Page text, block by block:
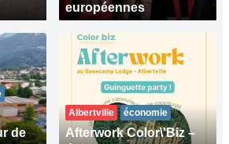
européennes
de
Albertville économie
Afterwork Color\'Biz –